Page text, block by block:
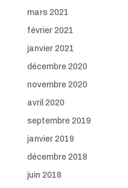
mars 2021
février 2021
janvier 2021
décembre 2020
novembre 2020
avril 2020
septembre 2019
janvier 2019
décembre 2018
juin 2018